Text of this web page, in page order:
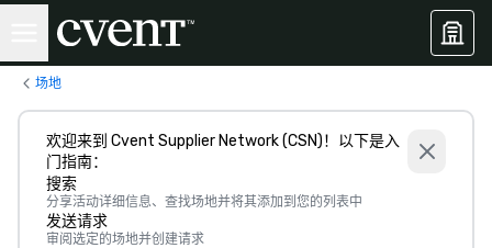
场地
欢迎来到 Cvent Supplier Network (CSN)！以下是入
门指南：
搜索
分享活动详细信息、查找场地并将其添加到您的列表中
发送请求
审阅选定的场地并创建请求